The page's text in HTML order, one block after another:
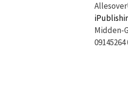
Midden-
09145264